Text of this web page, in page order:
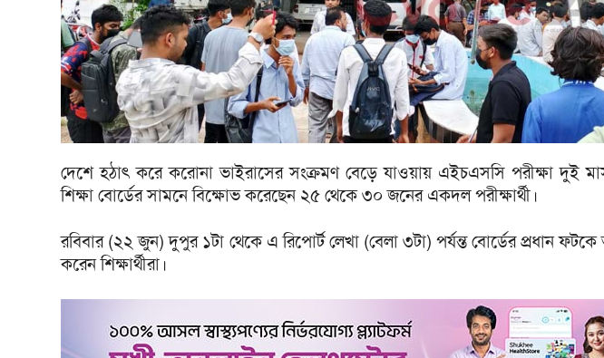
দেশে হঠাৎ করে করোনা ভাইরাসের সংক্রমণ বেড়ে যাওয়ায় এইচএসসি পরীক্ষা দুই মাস
শিক্ষা বোর্ডের সামনে বিক্ষোভ করেছেন ২৫ থেকে ৩০ জনের একদল পরীক্ষার্থী।
রবিবার (২২ জুন) দুপুর ১টা থেকে এ রিপোর্ট লেখা (বেলা ৩টা) পর্যন্ত বোর্ডের প্রধান ফটকে
করেন শিক্ষার্থীরা।